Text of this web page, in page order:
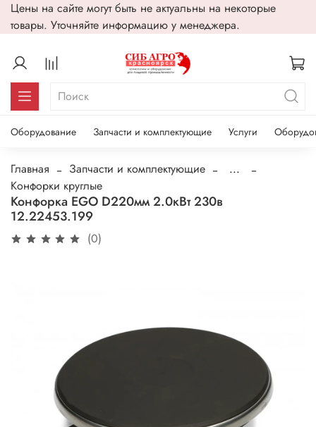
Цены на сайте могут быть не актуальны на некоторые
товары. Уточняйте информацию у менеджера.
Оборудование Запчасти и комплектующие Услуги
Главная Запчасти и комплектующие
...
Конфорки круглые
Конфорка EGO D220мм 2.0кВт 230в
12.22453.199
(0)